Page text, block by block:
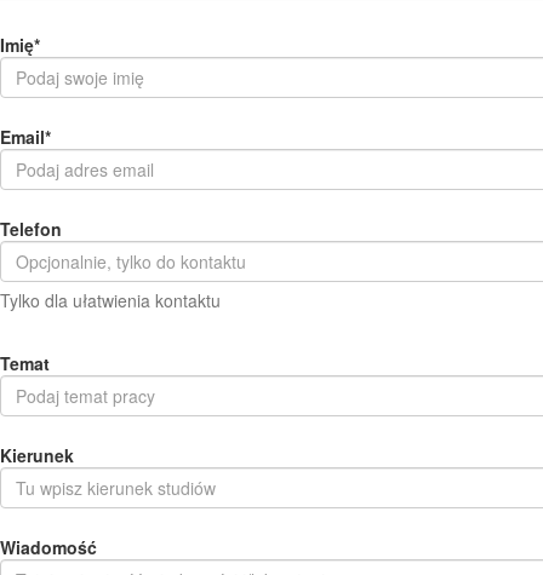
Imię*
Email*
Telefon
Tylko dla ułatwienia kontaktu
Temat
Kierunek
Wiadomość